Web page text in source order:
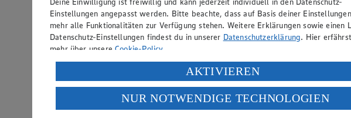
Einstellungen angepasst werden. Bitte beachte, dass auf Basis deiner
mehr alle Funktionalitäten zur Verfügung stehen. Weitere Erklärungen sowie einen
Datenschutz-Einstellungen findest du in unserer Datenschutzerklärung. Hier
mehr über unsereCookie-Policy.
Verarbeitung deiner personenbezogenen Daten in den USA durch Facebook und
Wenn du auf „Aktivieren“ klickst, willigst du im Sinne des Art. 49 Abs. 1 Satz 1 lit.
ein, dass deine Daten in den USA verarbeitet werden. Der EuGH sieht die USA als
einem nach europäischen Standards nicht angemessenen Datenschutzniveau an. Es
AKTIVIEREN
NUR NOTWENDIGE TECHNOLOGIEN